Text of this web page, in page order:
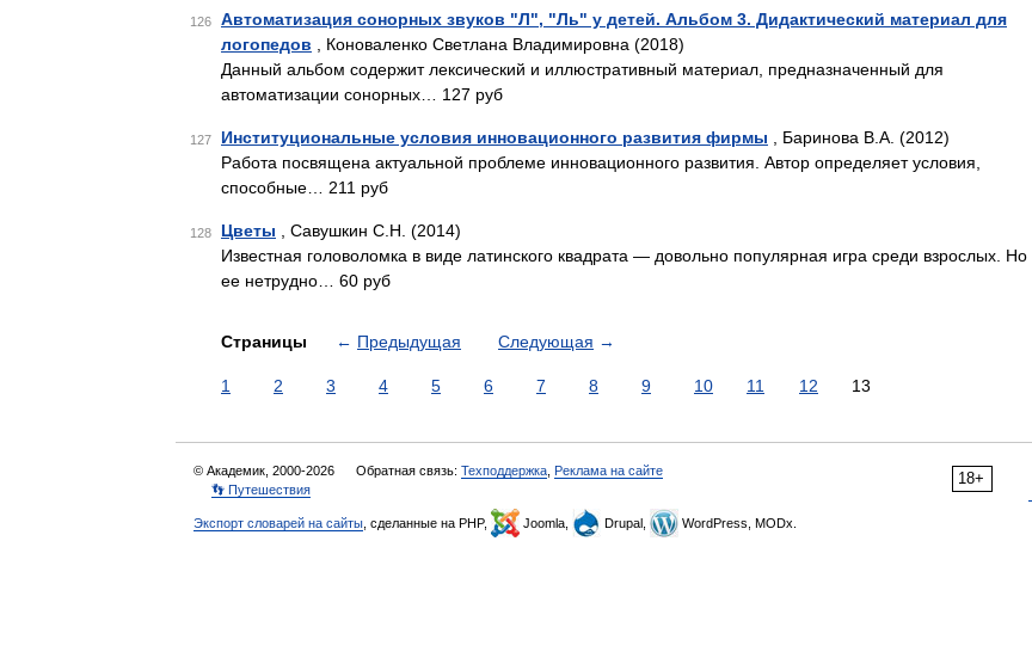
126
Автоматизация сонорных звуков "Л", "Ль" у детей. Альбом 3. Дидактический материал для
логопедов , Коноваленко Светлана Владимировна (2018)
Данный альбом содержит лексический и иллюстративный материал, предназначенный для
автоматизации сонорных… 127 руб
127 Институциональные условия инновационного развития фирмы , Баринова В.А. (2012)
Работа посвящена актуальной проблеме инновационного развития. Автор определяет условия,
способные… 211 руб
128 Цветы , Савушкин С.Н. (2014)
Известная головоломка в виде латинского квадрата — довольно популярная игра среди взрослых. Но
ее нетрудно… 60 руб
Страницы ← Предыдущая Следующая →
1 2 3 4 5 6 7 8 9 10 11 12 13
18+
© Академик, 2000-2026 Обратная связь: Техподдержка Реклама на сайте
👣 Путешествия
Экспорт словарей на сайты , сделанные на PHP, Joomla, Drupal, WordPress, MODx.